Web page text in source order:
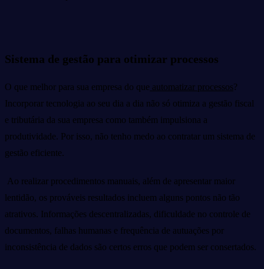
Sistema de gestão para otimizar processos
O que melhor para sua empresa do que automatizar processos?
Incorporar tecnologia ao seu dia a dia não só otimiza a gestão fiscal
e tributária da sua empresa como também impulsiona a
produtividade. Por isso, não tenho medo ao contratar um sistema de
gestão eficiente.
Ao realizar procedimentos manuais, além de apresentar maior
lentidão, os prováveis resultados incluem alguns pontos não tão
atrativos. Informações descentralizadas, dificuldade no controle de
documentos, falhas humanas e frequência de autuações por
inconsistência de dados são certos erros que podem ser consertados.